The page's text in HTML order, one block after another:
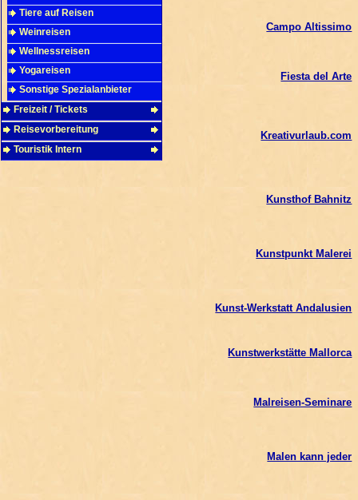
Tiere auf Reisen
Weinreisen
Wellnessreisen
Yogareisen
Sonstige Spezialanbieter
Freizeit / Tickets
Reisevorbereitung
Touristik Intern
Campo Altissimo
Fiesta del Arte
Kreativurlaub.com
Kunsthof Bahnitz
Kunstpunkt Malerei
Kunst-Werkstatt Andalusien
Kunstwerkstätte Mallorca
Malreisen-Seminare
Malen kann jeder